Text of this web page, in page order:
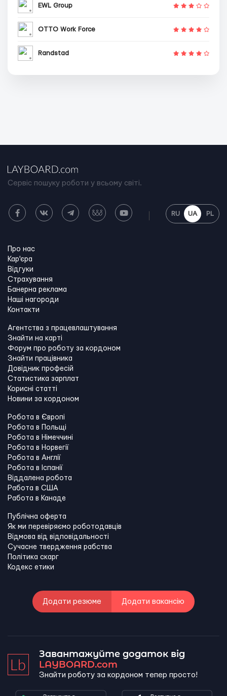
EWL Group
OTTO Work Force
Randstad
Сервіс пошуку роботи у всьому світі.
RU UA PL
Про нас
Кар'єра
Відгуки
Страхування
Банерна реклама
Наші нагороди
Контакти
Агентства з працевлаштування
Знайти на карті
Форум про роботу за кордоном
Знайти працівника
Довідник професій
Статистика зарплат
Корисні статті
Новини за кордоном
Робота в Європі
Робота в Польщі
Робота в Німеччині
Робота в Норвегії
Робота в Англії
Робота в Іспанії
Віддалена робота
Работа в США
Работа в Канадe
Публічна оферта
Як ми перевіряємо роботодавців
Відмова від відповідальності
Сучасне твердження рабства
Політика скарг
Кодекс етики
Додати резюме Додати вакансію
Завантажуйте додаток від
LAYBOARD.com
Знайти роботу за кордоном тепер просто!